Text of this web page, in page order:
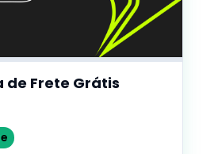
de Frete Grátis